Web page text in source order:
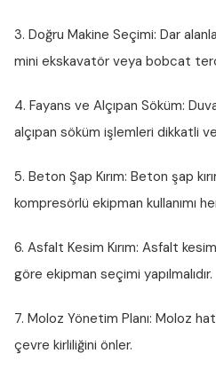
3. Doğru Makine Seçimi: Dar
mini ekskavatör veya bobcat
4. Fayans ve Alçıpan Söküm:
alçıpan söküm işlemleri dikkatli ve
5. Beton Şap Kırım: Beton şap
kompresörlü ekipman kullanımı
6. Asfalt Kesim Kırım: Asfalt
göre ekipman seçimi yapılmalıdır.
7. Moloz Yönetim Planı: Moloz
çevre kirliliğini önler.